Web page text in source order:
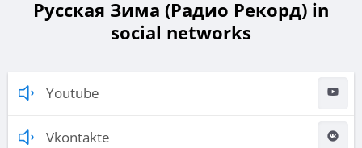
Русская Зима (Радио Рекорд) in
social networks
Youtube
Vkontakte